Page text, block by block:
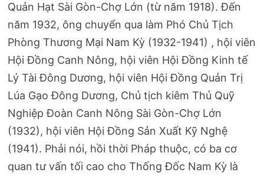
Quản Hạt Sài Gòn-Chợ Lớn (từ năm 1918). Đến
năm 1932, ông chuyển qua làm Phó Chủ Tịch
Phòng Thương Mại Nam Kỳ (1932-1941) , hội viên
Hội Đồng Canh Nông, hội viên Hội Đồng Kinh tế
Lý Tài Đông Dương, hội viên Hội Đồng Quản Trị
Lúa Gạo Đông Dương, Chủ tịch kiêm Thủ Quỹ
Nghiệp Đoàn Canh Nông Sài Gòn-Chợ Lớn
(1932), hội viên Hội Đồng Sản Xuất Kỹ Nghệ
(1941). Phải nói, hồi thời Pháp thuộc, có ba cơ
quan tư vấn tối cao cho Thống Đốc Nam Kỳ là